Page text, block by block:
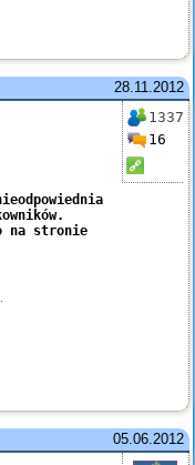
28.11.2012
1337
16
05.06.2012